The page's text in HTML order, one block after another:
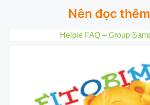
Nên đọc thêm
Helpie FAQ – Group